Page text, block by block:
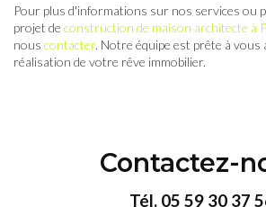
Pour plus d'informations sur nos services ou
projet de construction de maison architecte à
nous contacter. Notre équipe est prête à vous
réalisation de votre rêve immobilier.
Contactez-
Tél. 05 59 30 37